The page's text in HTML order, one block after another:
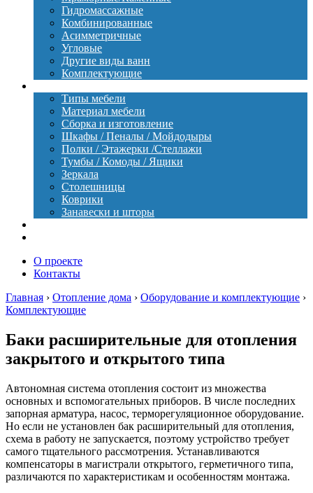
Гидромассажные
Комбинированные
Асимметричные
Угловые
Другие виды ванн
Комплектующие
Типы мебели
Материал мебели
Сборка и изготовление
Шкафы / Пеналы / Мойдодыры
Полки / Этажерки /Стеллажи
Тумбы / Комоды / Ящики
Зеркала
Столешницы
Коврики
Занавески и шторы
О проекте
Контакты
Главная › Отопление дома › Оборудование и комплектующие ›
Комплектующие
Баки расширительные для отопления
закрытого и открытого типа
Автономная система отопления состоит из множества
основных и вспомогательных приборов. В числе последних
запорная арматура, насос, терморегуляционное оборудование.
Но если не установлен бак расширительный для отопления,
схема в работу не запускается, поэтому устройство требует
самого тщательного рассмотрения. Устанавливаются
компенсаторы в магистрали открытого, герметичного типа,
различаются по характеристикам и особенностям монтажа.